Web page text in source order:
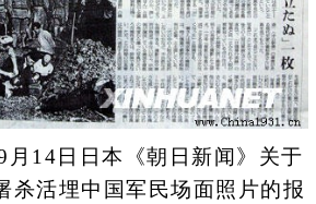
14日日本《朝日新闻》关于
杀活埋中国军民场面照片的报